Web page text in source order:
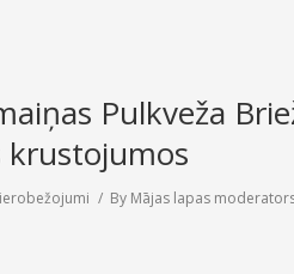
Pulkveža
krustojumos
By Mājas lapas